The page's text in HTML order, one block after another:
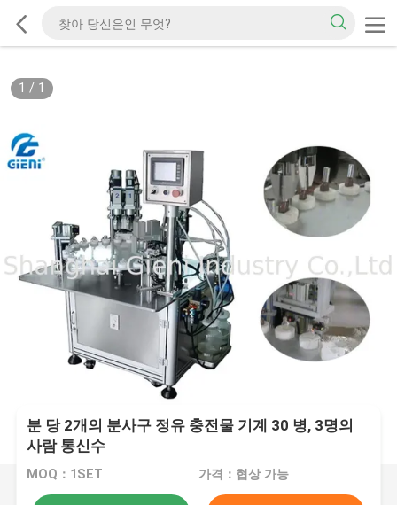
1 / 1
분 당 2개의 분사구 정유 충전물 기계 30 병, 3명의
사람 통신수
MOQ：1SET 가격：협상 가능